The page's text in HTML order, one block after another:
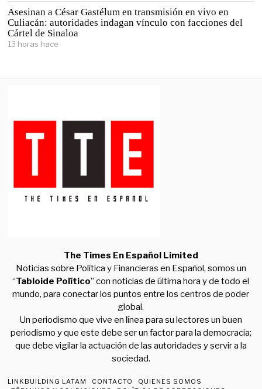
Asesinan a César Gastélum en transmisión en vivo en
Culiacán: autoridades indagan vínculo con facciones del
Cártel de Sinaloa
13 horas hace
The Times En Español Limited
Noticias sobre Política y Financieras en Español, somos un
“Tabloide Político” con noticias de última hora y de todo el
mundo, para conectar los puntos entre los centros de poder
global.
Un periodismo que vive en línea para su lectores un buen
periodismo y que este debe ser un factor para la democracia;
que debe vigilar la actuación de las autoridades y servir a la
sociedad.
LINKBUILDING LATAM CONTACTO
QUIENES SOMOS